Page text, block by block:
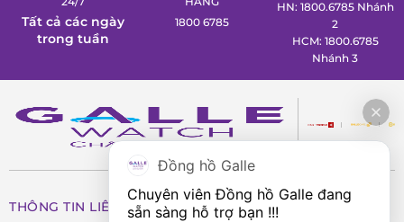
Tất cả các ngày
trong tuần
1800 6785
HN: 1800.6785 Nhánh
2
HCM: 1800.6785
Nhánh 3
THÔNG TIN LIÊN HỆ
Đồng hồ Galle
Chuyên viên Đồng hồ Galle đang
sẵn sàng hỗ trợ bạn !!!